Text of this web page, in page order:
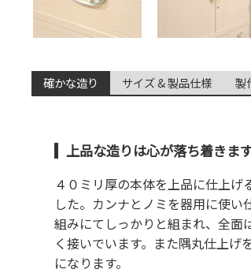
確かな造り サイズ & 製品仕様 製
上品な造りは心が落ち着きます
４０ミリ厚の本体を上品に仕上
した。カンナとノミを器用に使
組みにてしっかりと組まれ、全面
く接いでいます。また隅丸仕上げ
になります。